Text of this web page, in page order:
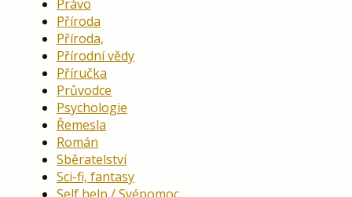
Právo
Příroda
Příroda,
Přírodní vědy
Příručka
Průvodce
Psychologie
Řemesla
Román
Sběratelství
Sci-fi, fantasy